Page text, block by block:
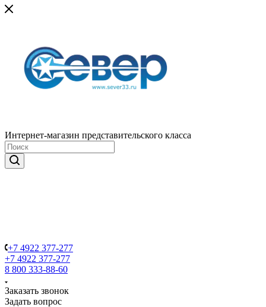
Интернет-магазин представительского класса
+7 4922 377-277
+7 4922 377-277
8 800 333-88-60
Заказать звонок
Задать вопрос